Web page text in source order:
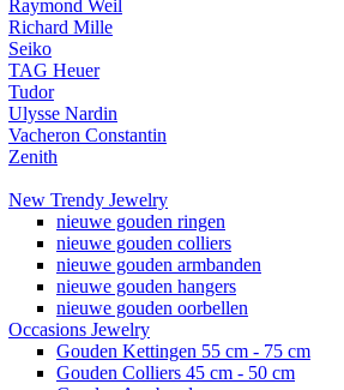
Raymond Weil
Richard Mille
Seiko
TAG Heuer
Tudor
Ulysse Nardin
Vacheron Constantin
Zenith
New Trendy Jewelry
nieuwe gouden ringen
nieuwe gouden colliers
nieuwe gouden armbanden
nieuwe gouden hangers
nieuwe gouden oorbellen
Occasions Jewelry
Gouden Kettingen 55 cm - 75 cm
Gouden Colliers 45 cm - 50 cm